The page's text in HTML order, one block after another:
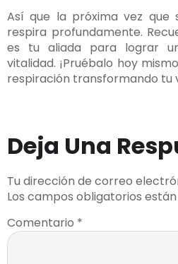
Así que la próxima vez que
respira profundamente.
es tu aliada para lograr
vitalidad. ¡Pruébalo hoy
respiración transformando tu
Deja Una
Tu dirección de correo
Los campos obligatorios
Comentario *